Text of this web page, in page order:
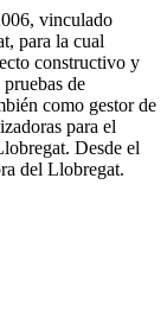
vinculado
para la cual
constructivo y
de
como gestor de
para el
Desde el
del Llobregat.